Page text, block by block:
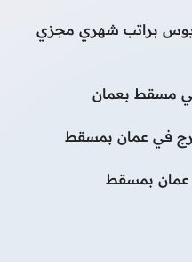
براتب شهري مجزي
مسقط بعمان
في عمان بمسقط
عمان بمسقط